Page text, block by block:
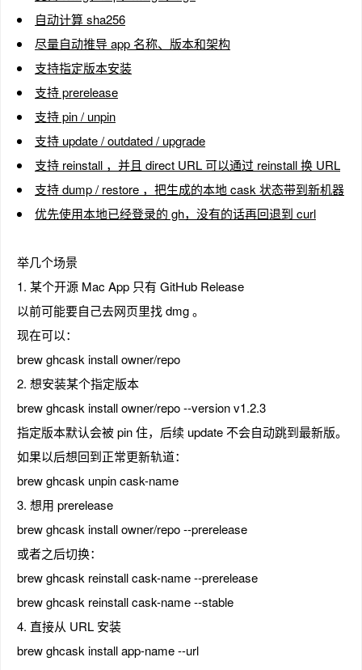
自动计算 sha256
尽量自动推导 app 名称、版本和架构
支持指定版本安装
支持 prerelease
支持 pin / unpin
支持 update / outdated / upgrade
支持 reinstall ，并且 direct URL 可以通过 reinstall 换 URL
支持 dump / restore ，把生成的本地 cask 状态带到新机器
优先使用本地已经登录的 gh，没有的话再回退到 curl
举几个场景
1. 某个开源 Mac App 只有 GitHub Release
以前可能要自己去网页里找 dmg 。
现在可以：
brew ghcask install owner/repo
2. 想安装某个指定版本
brew ghcask install owner/repo --version v1.2.3
指定版本默认会被 pin 住，后续 update 不会自动跳到最新版。
如果以后想回到正常更新轨道：
brew ghcask unpin cask-name
3. 想用 prerelease
brew ghcask install owner/repo --prerelease
或者之后切换：
brew ghcask reinstall cask-name --prerelease
brew ghcask reinstall cask-name --stable
4. 直接从 URL 安装
brew ghcask install app-name --url